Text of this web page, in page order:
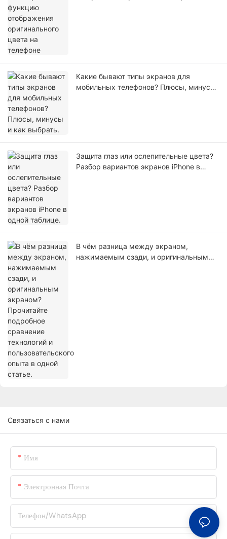
Какие бывают типы экранов для
мобильных телефонов? Плюсы, минусы
Защита глаз или ослепительные цвета?
Разбор вариантов экранов iPhone в
В чём разница между экраном,
нажимаемым сзади, и оригинальным
Связаться с нами
Имя
Электронная Почта
Телефон/WhatsApp